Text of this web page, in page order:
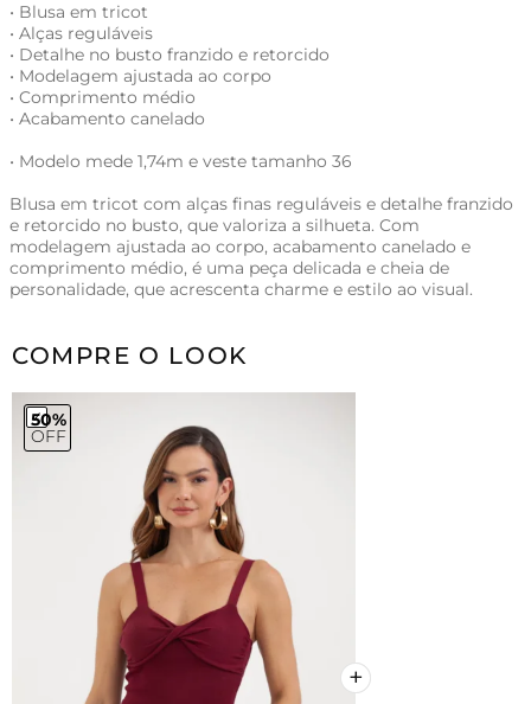
• Blusa em tricot
• Alças reguláveis
• Detalhe no busto franzido e retorcido
• Modelagem ajustada ao corpo
• Comprimento médio
• Acabamento canelado
• Modelo mede 1,74m e veste tamanho 36
Blusa em tricot com alças finas reguláveis e detalhe franzido
e retorcido no busto, que valoriza a silhueta. Com
modelagem ajustada ao corpo, acabamento canelado e
comprimento médio, é uma peça delicada e cheia de
personalidade, que acrescenta charme e estilo ao visual.
COMPRE O LOOK
50%
OFF
+
+